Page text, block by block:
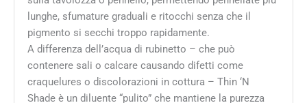
lunghe, sfumature graduali e ritocchi senza che il
pigmento si secchi troppo rapidamente.
A differenza dell’acqua di rubinetto – che può
contenere sali o calcare causando difetti come
craquelures o discolorazioni in cottura – Thin ‘N
Shade è un diluente “pulito” che mantiene la purezza